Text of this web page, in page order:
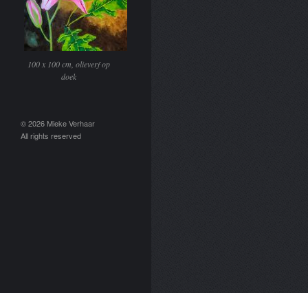
100 x 100 cm, olieverf op
doek
© 2026 Mieke Verhaar
All rights reserved